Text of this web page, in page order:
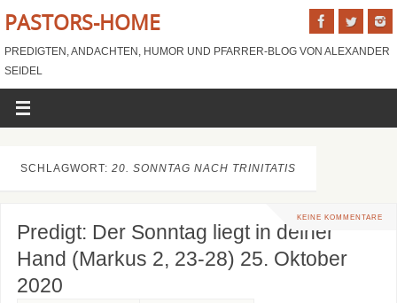
PASTORS-HOME
PREDIGTEN, ANDACHTEN, HUMOR UND PFARRER-BLOG VON ALEXANDER
SEIDEL
SCHLAGWORT: 20. SONNTAG NACH TRINITATIS
KEINE KOMMENTARE
Predigt: Der Sonntag liegt in deiner
Hand (Markus 2, 23-28) 25. Oktober
2020